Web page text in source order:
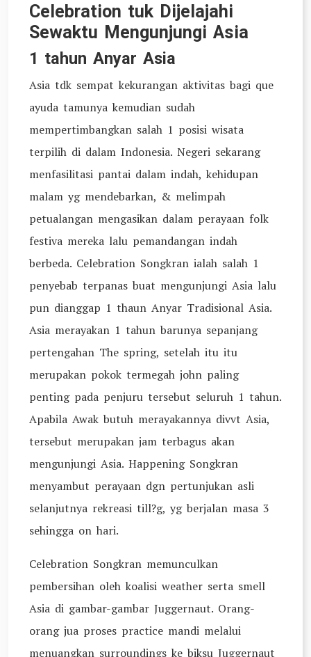
Celebration tuk Dijelajahi
Sewaktu Mengunjungi Asia
1 tahun Anyar Asia
Asia tdk sempat kekurangan aktivitas bagi que
ayuda tamunya kemudian sudah
mempertimbangkan salah 1 posisi wisata
terpilih di dalam Indonesia. Negeri sekarang
menfasilitasi pantai dalam indah, kehidupan
malam yg mendebarkan, & melimpah
petualangan mengasikan dalam perayaan folk
festiva mereka lalu pemandangan indah
berbeda. Celebration Songkran ialah salah 1
penyebab terpanas buat mengunjungi Asia lalu
pun dianggap 1 thaun Anyar Tradisional Asia.
Asia merayakan 1 tahun barunya sepanjang
pertengahan The spring, setelah itu itu
merupakan pokok termegah john paling
penting pada penjuru tersebut seluruh 1 tahun.
Apabila Awak butuh merayakannya divvt Asia,
tersebut merupakan jam terbagus akan
mengunjungi Asia. Happening Songkran
menyambut perayaan dgn pertunjukan asli
selanjutnya rekreasi till?g, yg berjalan masa 3
sehingga on hari.
Celebration Songkran memunculkan
pembersihan oleh koalisi weather serta smell
Asia di gambar-gambar Juggernaut. Orang-
orang jua proses practice mandi melalui
menuangkan surroundings ke biksu Juggernaut